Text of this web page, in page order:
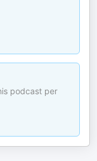
podcast per